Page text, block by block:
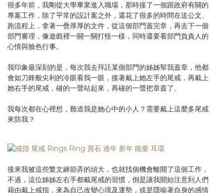
很多年前，我剛從大學畢業進入職場，那時接了一個跟政府有關的
專案工作，除了平常的設計案之外，還花了很多的時間在送公文、
跑流程上，拿著一疊厚厚的文件，從這個部門蓋完章，再去下一個
部門審理，像遊戲裡一關一關打怪一樣，同時還要看部門負責人的
心情與臉色行事。
我印象最深刻的是，每次我去拜託某個部門的姊姊幫我蓋章，他都
會如刀鋒般尖利的冷眼看我一眼，接著戴上她左手的尾戒，再戴上
她右手的尾戒，碰的一聲站起來，再碰的一聲把章蓋了。
我每次都在心裡想，難道我是她心中的小人？需要戴上這麼多尾戒
來防我？
後來我被這些繁文縟節弄的頭大，也就找個機會離開了這個工作，
不過，這位姊姊左右手都戴尾戒的習慣，倒是讓我開始注意到人們
藉由戴上戒指，來為自己改變心境及運勢，或是隱喻著自身的感情